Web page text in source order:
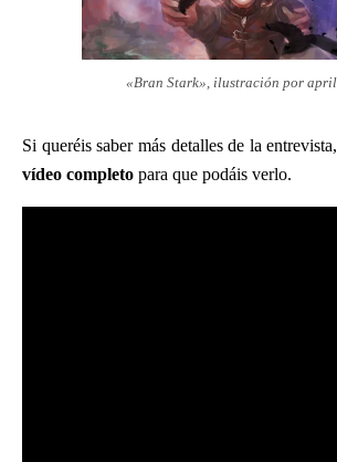
«Bran Stark», ilustración por
Si queréis saber más detalles de la
vídeo completo para que podáis verlo.